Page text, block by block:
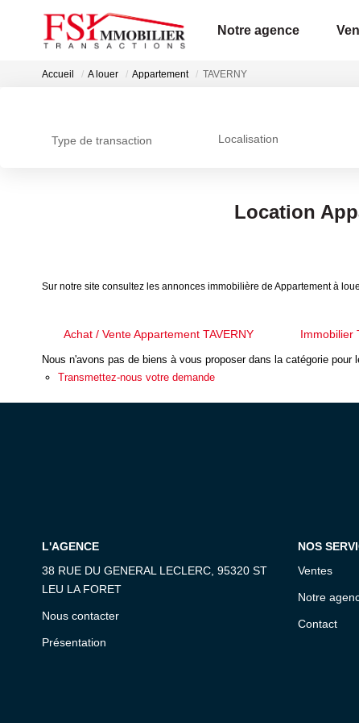
Notre agence
Accueil A louer Appartement TAVERNY
Type de transaction Localisation
Location
Sur notre site consultez les annonces immobilière de Appartement à
Achat / Vente Appartement TAVERNY Immobilier
Nous n'avons pas de biens à vous proposer dans la catégorie
Transmettez-nous votre demande
L'AGENCE
38 RUE DU GENERAL LECLERC, 95320 ST
LEU LA FORET
Nous contacter
Présentation
NOS
Ventes
Notre
Contact